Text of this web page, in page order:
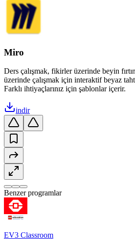
Miro
Ders çalışmak, fikirler üzerinde beyin
üzerinde çalışmak için interaktif beyaz
Farklı ihtiyaçlarınız için şablonlar içerir.
indir
Benzer programlar
EV3 Classroom